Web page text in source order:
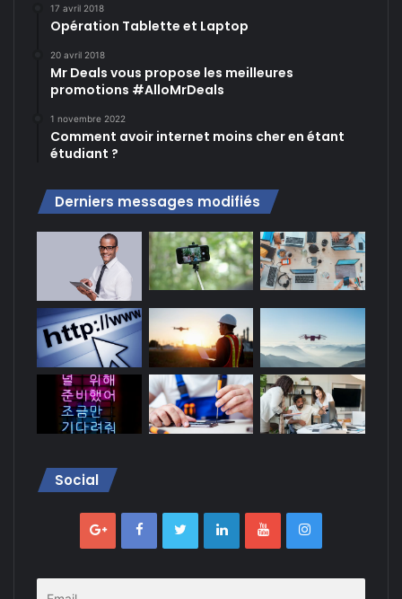
17 avril 2018
Opération Tablette et Laptop
20 avril 2018
Mr Deals vous propose les meilleures
promotions #AlloMrDeals
1 novembre 2022
Comment avoir internet moins cher en étant
étudiant ?
Derniers messages modifiés
Social